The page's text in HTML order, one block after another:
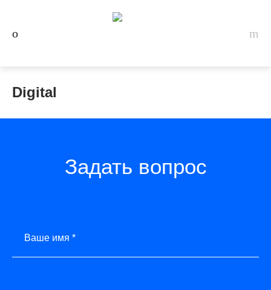
Digital
Задать вопрос
Ваше имя *